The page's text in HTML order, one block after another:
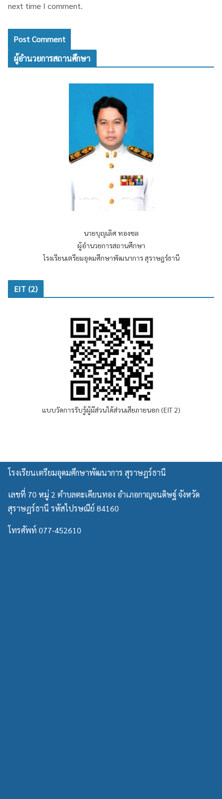
next time I comment.
ผู้อำนวยการสถานศึกษา
นายบุญเลิศ ทองชล
ผู้อำนวยการสถานศึกษา
โรงเรียนเตรียมอุดมศึกษาพัฒนาการ สุราษฎร์ธานี
EIT (2)
แบบวัดการรับรู้ผู้มีส่วนได้ส่วนเสียภายนอก (EIT 2)
โรงเรียนเตรียมอุดมศึกษาพัฒนาการ สุราษฎร์ธานี
เลขที่ 70 หมู่ 2 ตำบลตะเคียนทอง อำเภอกาญจนดิษฐ์ จังหวัด
สุราษฎร์ธานี รหัสไปรษณีย์ 84160
โทรศัพท์ 077-452610